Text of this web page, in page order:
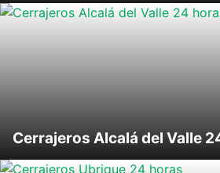
Cerrajeros Alcalá del Valle